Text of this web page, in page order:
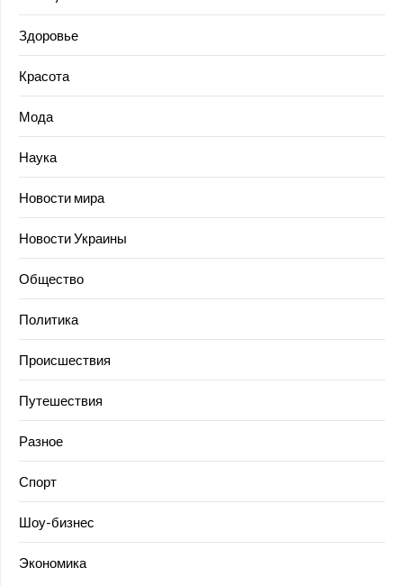
Здоровье
Красота
Мода
Наука
Новости мира
Новости Украины
Общество
Политика
Происшествия
Путешествия
Разное
Спорт
Шоу-бизнес
Экономика